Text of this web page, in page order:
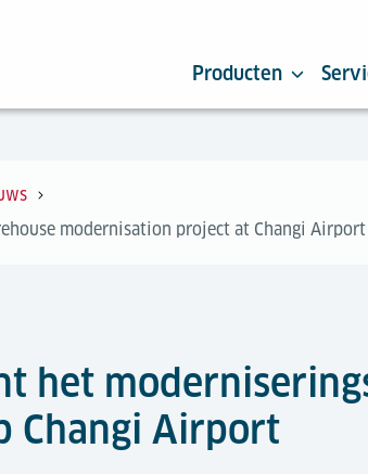
Producten
modernisation project at Changi Airport
het
Changi Airport